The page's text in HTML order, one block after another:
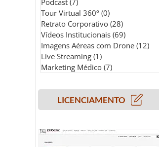
Podcast (7)
Tour Virtual 360º (0)
Retrato Corporativo (28)
Vídeos Institucionais (69)
Imagens Aéreas com Drone (12)
Live Streaming (1)
Marketing Médico (7)
LICENCIAMENTO